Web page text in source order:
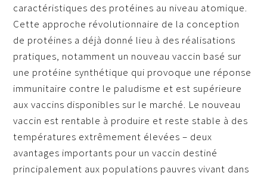
caractéristiques des protéines au niveau atomique.
Cette approche révolutionnaire de la conception
de protéines a déjà donné lieu à des réalisations
pratiques, notamment un nouveau vaccin basé sur
une protéine synthétique qui provoque une réponse
immunitaire contre le paludisme et est supérieure
aux vaccins disponibles sur le marché. Le nouveau
vaccin est rentable à produire et reste stable à des
températures extrêmement élevées – deux
avantages importants pour un vaccin destiné
principalement aux populations pauvres vivant dans